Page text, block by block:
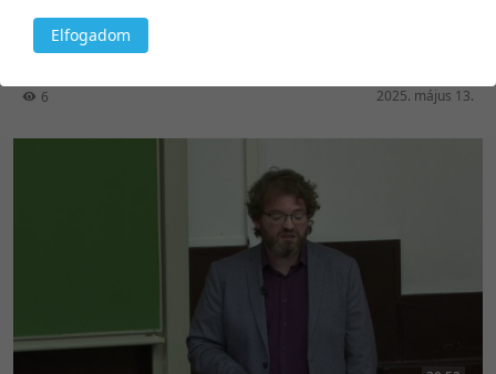
Közreműködők:
6 2025. május 13.
Elfogadom